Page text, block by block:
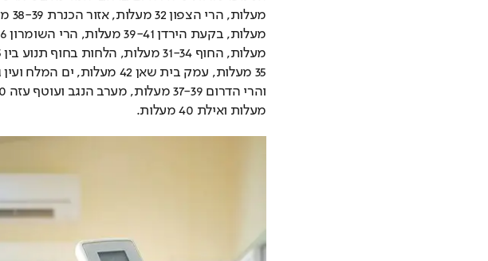
מעלות ואילת 40 מעלות.